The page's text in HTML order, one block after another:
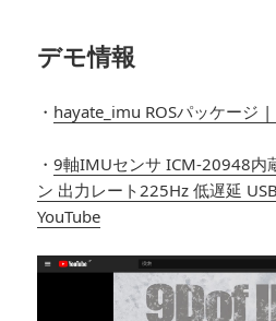
デモ情報
・ hayate_imu ROSパッケージ
・9軸IMUセンサ ICM-20948内
ン 出力レート225Hz 低遅延
YouTube